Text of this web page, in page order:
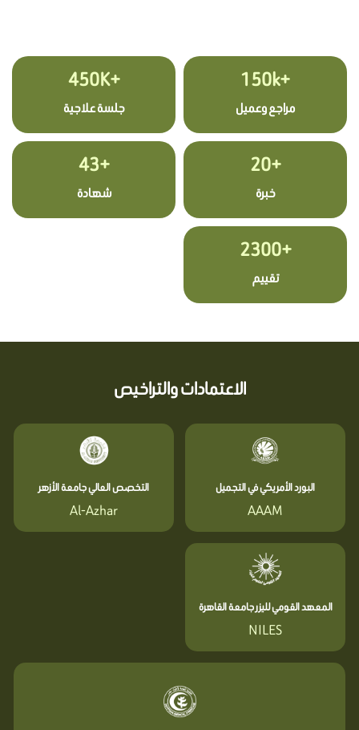
+150k
مراجع وعميل
+450K
جلسة علاجية
+20
خبرة
+43
شهادة
+2300
تقييم
الاعتمادات والتراخيص
البورد الأمريكي في التجميل
AAAM
التخصص العالي جامعة الأزهر
Al-Azhar
المعهد القومي لليزر جامعة القاهرة
NILES